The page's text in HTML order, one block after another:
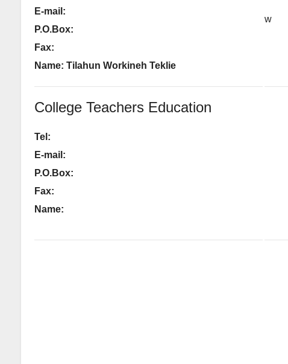
E-mail:
P.O.Box:
Fax:
Name: Tilahun Workineh Teklie
w
College Teachers Education
Tel:
E-mail:
P.O.Box:
Fax:
Name: